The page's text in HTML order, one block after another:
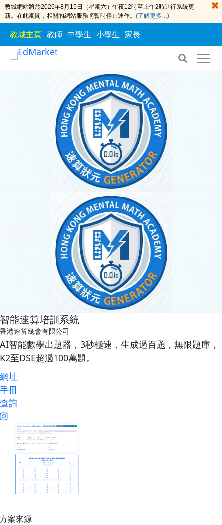
教城網站將於2026年8月15日（星期六）午夜12時至上午2時進行系統更
新。在此期間，相關的網站服務將暫時停止運作。 (了解更多…)
教城主頁 教師 中學生 小學生 家長
智能速算培訓系統
香港速算總會有限公司
AI智能數學出題器，3秒極速，生成過百題，無限題庫，
K2至DSE超過100萬題。
網址
手冊
查詢
方案來源